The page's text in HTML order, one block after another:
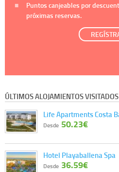
Puntos canjeables por
próximas reservas.
ÚLTIMOS ALOJAMIENTOS VISITADOS
Life Apartments Costa
Desde 50.23€
Hotel Playaballena Spa
Desde 36.59€